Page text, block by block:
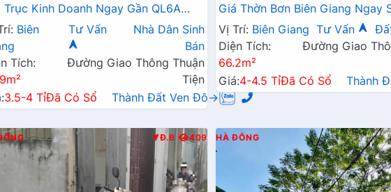
Trục Kinh Doanh Ngay Gần QL6A
Triển Khai Mở Rộng
Biên
Tư Vấn
Nhà Dân Sinh
Bán
Tích:
Đường Giao Thông Thuận
Tiện
3.5-4 TỉĐã Có Sổ Thành Đất Ven Đô→
Giá Thờn Bơn Biên Giang Ngay
Cầu Mai Lĩnh Đang Triển Khai
Vị Trí: Biên Giang Tư Vấn
Diện Tích:
66.2m²
Đường Giao
Giá:4-4.5 TỉĐã Có Sổ Thành
Đ.B 409 HÀ ĐÔNG